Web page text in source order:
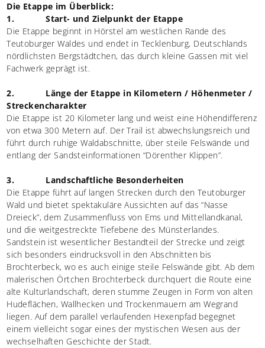
Die Etappe im Überblick:
1. Start- und Zielpunkt der Etappe
Die Etappe beginnt in Hörstel am westlichen Rande des
Teutoburger Waldes und endet in Tecklenburg, Deutschlands
nördlichsten Bergstädtchen, das durch kleine Gassen mit viel
Fachwerk geprägt ist.
2. Länge der Etappe in Kilometern / Höhenmeter /
Streckencharakter
Die Etappe ist 20 Kilometer lang und weist eine Höhendifferenz
von etwa 300 Metern auf. Der Trail ist abwechslungsreich und
führt durch ruhige Waldabschnitte, über steile Felswände und
entlang der Sandsteinformationen “Dörenther Klippen”.
3. Landschaftliche Besonderheiten
Die Etappe führt auf langen Strecken durch den Teutoburger
Wald und bietet spektakuläre Aussichten auf das “Nasse
Dreieck”, dem Zusammenfluss von Ems und Mittellandkanal,
und die weitgestreckte Tiefebene des Münsterlandes.
Sandstein ist wesentlicher Bestandteil der Strecke und zeigt
sich besonders eindrucksvoll in den Abschnitten bis
Brochterbeck, wo es auch einige steile Felswände gibt. Ab dem
malerischen Örtchen Brochterbeck durchquert die Route eine
alte Kulturlandschaft, deren stumme Zeugen in Form von alten
Hudeflächen, Wallhecken und Trockenmauern am Wegrand
liegen. Auf dem parallel verlaufenden Hexenpfad begegnet
einem vielleicht sogar eines der mystischen Wesen aus der
wechselhaften Geschichte der Stadt.